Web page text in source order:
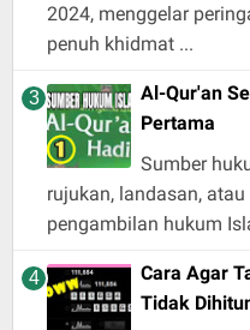
2024, menggelar
penuh khidmat ...
Al-Qur'an
Pertama
Sumber
rujukan, landasan,
pengambilan hukum
Cara Agar
Tidak